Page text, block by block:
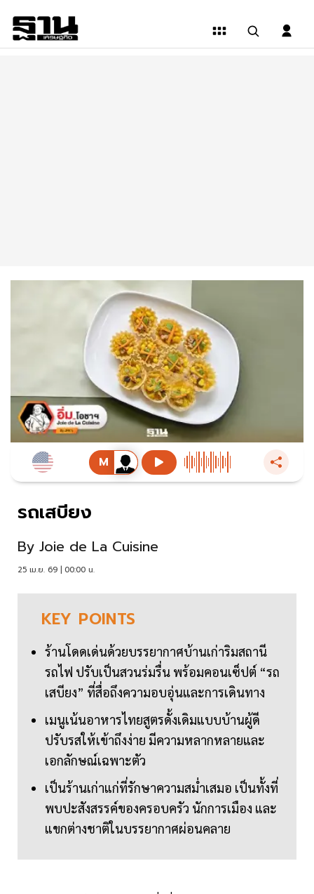
รถเสบียง
By Joie de La Cuisine
25 เม.ย. 69 | 00:00 น.
KEY POINTS
ร้านโดดเด่นด้วยบรรยากาศบ้านเก่าริมสถานี
รถไฟ ปรับเป็นสวนร่มรื่น พร้อมคอนเซ็ปต์ “รถ
เสบียง” ที่สื่อถึงความอบอุ่นและการเดินทาง
เมนูเน้นอาหารไทยสูตรดั้งเดิมแบบบ้านผู้ดี
ปรับรสให้เข้าถึงง่าย มีความหลากหลายและ
เอกลักษณ์เฉพาะตัว
เป็นร้านเก่าแก่ที่รักษาความสม่ำเสมอ เป็นทั้งที่
พบปะสังสรรค์ของครอบครัว นักการเมือง และ
แขกต่างชาติในบรรยากาศผ่อนคลาย